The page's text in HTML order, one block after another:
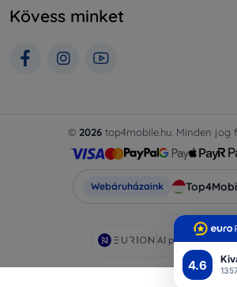
4.6
Kövess minket
© 2026 top4mobile.hu. Minden jog
Webáruházaink
AI powered by